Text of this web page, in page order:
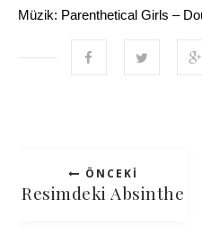
Müzik: Parenthetical Girls –
ÖNCEKI
Resimdeki Absinthe